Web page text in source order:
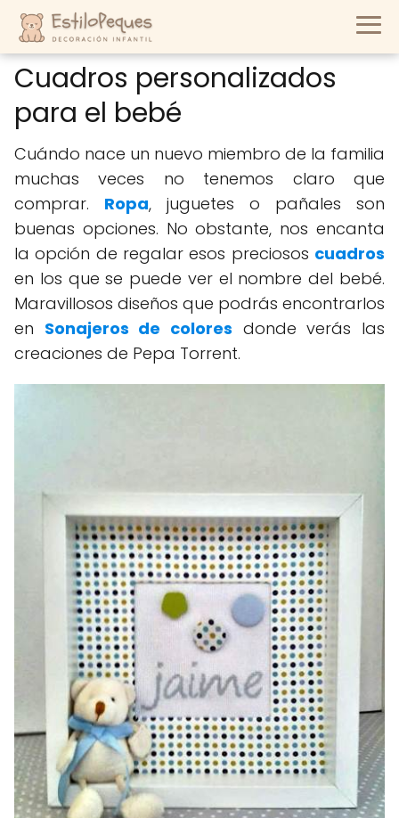
Cuadros personalizados
para el bebé
Cuándo nace un nuevo miembro de la familia
muchas veces no tenemos claro que
comprar. Ropa, juguetes o pañales son
buenas opciones. No obstante, nos encanta
la opción de regalar esos preciosos cuadros
en los que se puede ver el nombre del bebé.
Maravillosos diseños que podrás encontrarlos
en Sonajeros de colores donde verás las
creaciones de Pepa Torrent.